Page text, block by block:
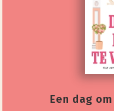
Een dag